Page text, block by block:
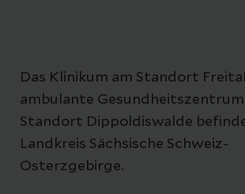
Das Klinikum am Standort
ambulante Gesundheitszentrum
Standort Dippoldiswalde
Landkreis Sächsische Schweiz-
Osterzgebirge.